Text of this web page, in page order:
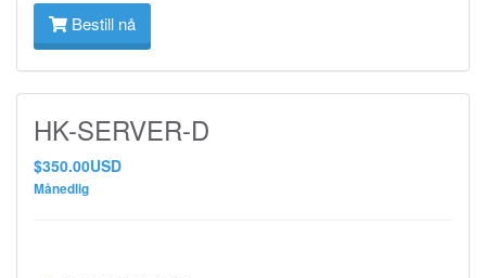
Bestill nå
HK-SERVER-D
$350.00USD
Månedlig